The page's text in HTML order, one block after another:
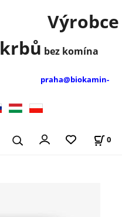
Výrobce
krbů bez komína
praha@biokamin-
0